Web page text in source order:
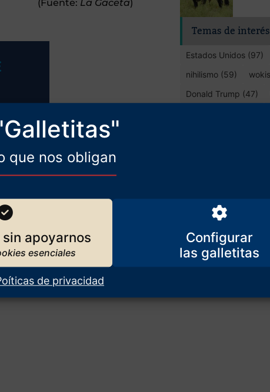
que nos obligan
apoyarnos Configurar
de privacidad
(Fuente: La Gaceta)
Temas de interés
Estados Unidos (97)
nihilismo (59)
Donald Trump (47)
Compartir este